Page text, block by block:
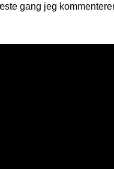
gang jeg